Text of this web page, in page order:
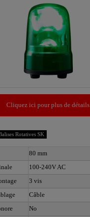
Cliquez ici pour plus de détails
Rotatives SK
80 mm
100-240V AC
3 vis
Câble
No